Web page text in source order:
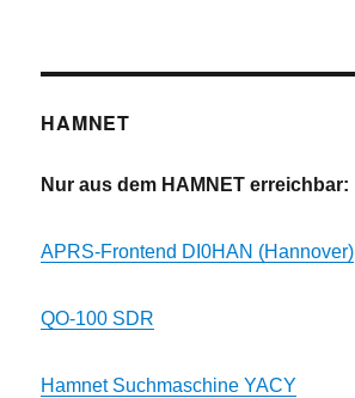
HAMNET
Nur aus dem HAMNET erreichbar:
APRS-Frontend DI0HAN (Hannover)
QO-100 SDR
Hamnet Suchmaschine YACY